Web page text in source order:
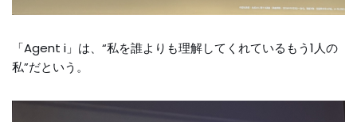
「Agent i」は、“私を誰よりも理解してくれているもう1人の
私”だという。